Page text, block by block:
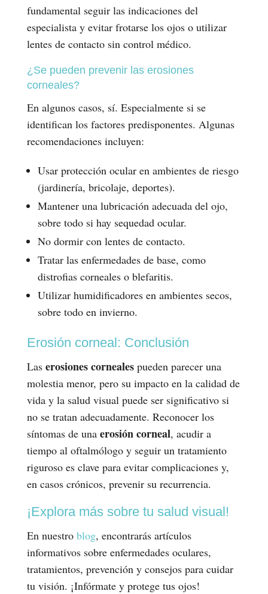
fundamental seguir las indicaciones del
especialista y evitar frotarse los ojos o utilizar
lentes de contacto sin control médico.
¿Se pueden prevenir las erosiones
corneales?
En algunos casos, sí. Especialmente si se
identifican los factores predisponentes. Algunas
recomendaciones incluyen:
Usar protección ocular en ambientes de riesgo
(jardinería, bricolaje, deportes).
Mantener una lubricación adecuada del ojo,
sobre todo si hay sequedad ocular.
No dormir con lentes de contacto.
Tratar las enfermedades de base, como
distrofias corneales o blefaritis.
Utilizar humidificadores en ambientes secos,
sobre todo en invierno.
Erosión corneal: Conclusión
Las erosiones cornealespueden parecer una
molestia menor, pero su impacto en la calidad de
vida y la salud visual puede ser significativo si
no se tratan adecuadamente. Reconocer los
síntomas de una erosión corneal, acudir a
tiempo al oftalmólogo y seguir un tratamiento
riguroso es clave para evitar complicaciones y,
en casos crónicos, prevenir su recurrencia.
¡Explora más sobre tu salud visual!
En nuestro blog, encontrarás artículos
informativos sobre enfermedades oculares,
tratamientos, prevención y consejos para cuidar
tu visión. ¡Infórmate y protege tus ojos!